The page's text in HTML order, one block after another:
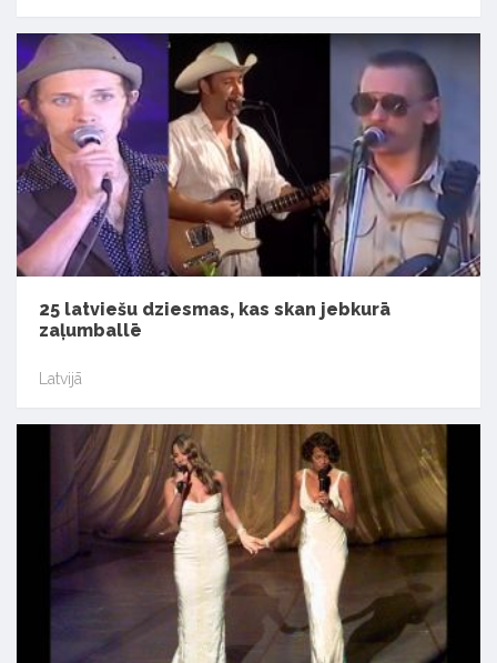
25 latviešu dziesmas, kas skan jebkurā
zaļumballē
Latvijā